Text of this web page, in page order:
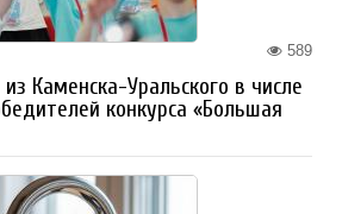
589
Каменска-Уральского в числе
конкурса «Большая